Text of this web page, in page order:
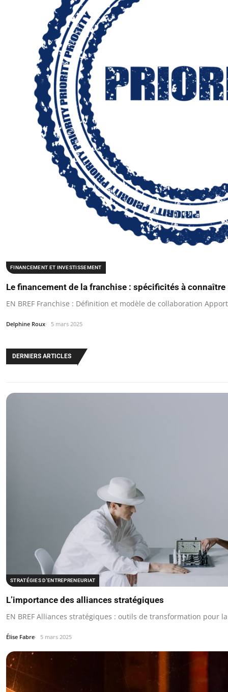
FINANCEMENT ET INVESTISSEMENT
Le financement de la franchise : spécificités à connaître
EN BREF Franchise : Définition et modèle de collaboration
Delphine Roux 5 mars 2025
DERNIERS ARTICLES
STRATÉGIES D'ENTREPRENEURIAT
L’importance des alliances stratégiques
EN BREF Alliances stratégiques : outils de transformation pour
Élise Fabre 5 mars 2025